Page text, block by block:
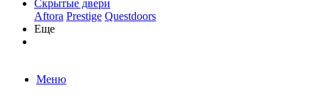
Скрытые двери
Aftora Prestige Questdoors
Еще
Меню